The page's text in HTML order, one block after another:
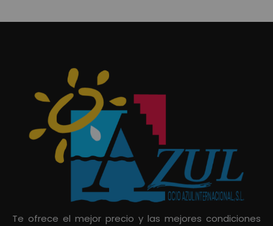
Te ofrece el mejor precio y las mejores condiciones